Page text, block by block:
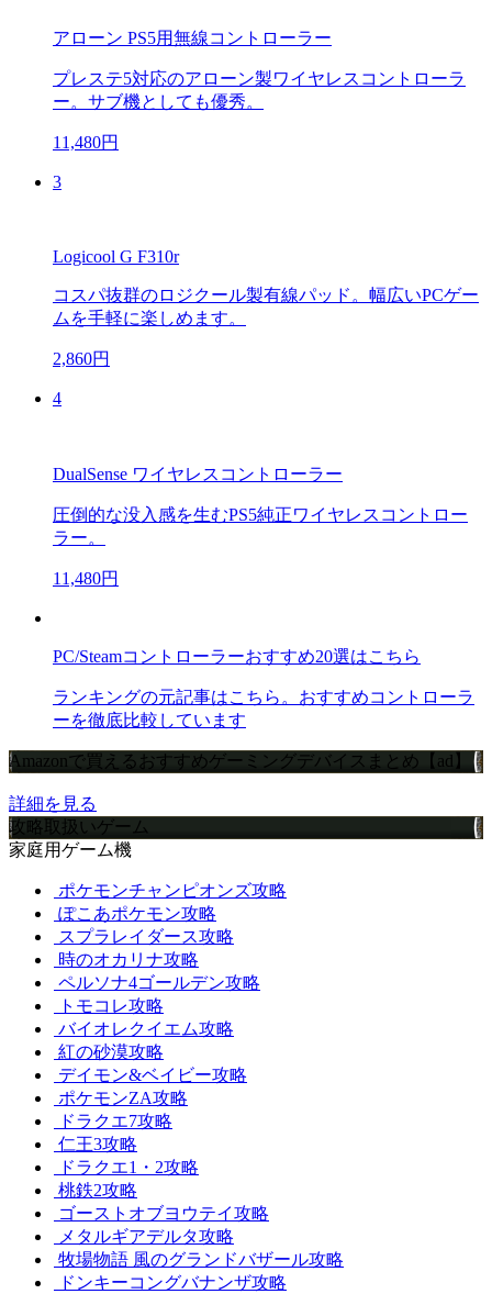
アローン PS5用無線コントローラー
プレステ5対応のアローン製ワイヤレスコントローラ
ー。サブ機としても優秀。
11,480円
3
Logicool G F310r
コスパ抜群のロジクール製有線パッド。幅広いPCゲー
ムを手軽に楽しめます。
2,860円
4
DualSense ワイヤレスコントローラー
圧倒的な没入感を生むPS5純正ワイヤレスコントロー
ラー。
11,480円
PC/Steamコントローラーおすすめ20選はこちら
ランキングの元記事はこちら。おすすめコントローラ
ーを徹底比較しています
Amazonで買えるおすすめゲーミングデバイスまとめ【ad】
詳細を見る
攻略取扱いゲーム
家庭用ゲーム機
ポケモンチャンピオンズ攻略
ぽこあポケモン攻略
スプラレイダース攻略
時のオカリナ攻略
ペルソナ4ゴールデン攻略
トモコレ攻略
バイオレクイエム攻略
紅の砂漠攻略
デイモン&ベイビー攻略
ポケモンZA攻略
ドラクエ7攻略
仁王3攻略
ドラクエ1・2攻略
桃鉄2攻略
ゴーストオブヨウテイ攻略
メタルギアデルタ攻略
牧場物語 風のグランドバザール攻略
ドンキーコングバナンザ攻略